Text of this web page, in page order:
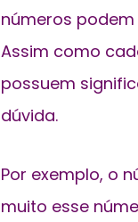
números
Assim como
possuem
dúvida.
Por exemplo, o
muito esse